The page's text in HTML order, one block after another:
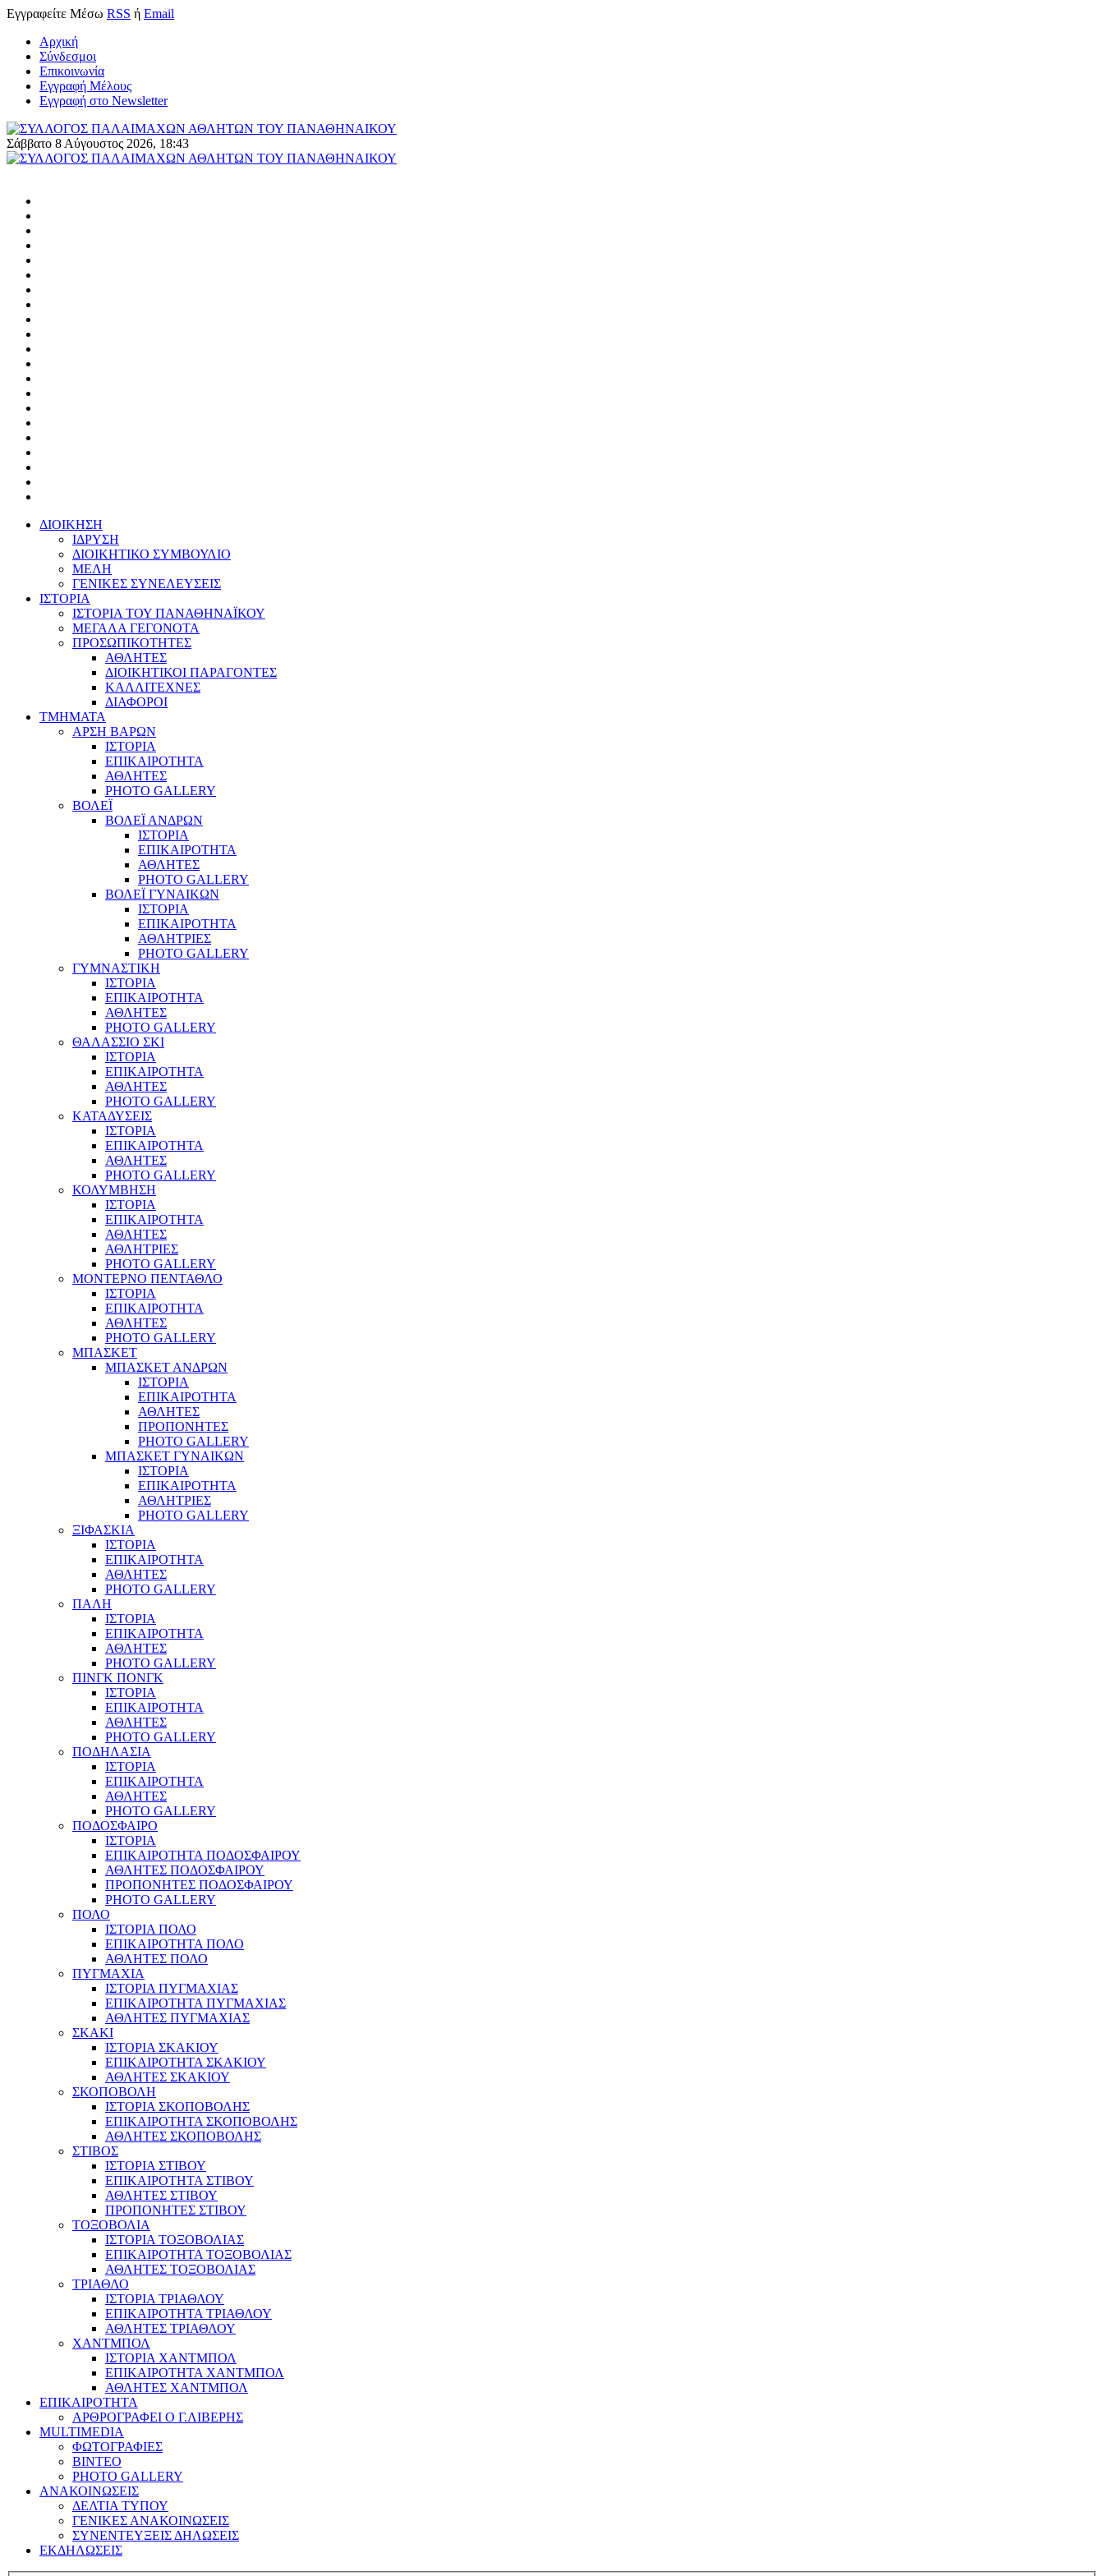
Εγγραφείτε Μέσω RSS ή Email
Αρχική
Σύνδεσμοι
Επικοινωνία
Εγγραφή Μέλους
Εγγραφή στο Newsletter
Σάββατο 8 Αύγουστος 2026, 18:43
ΔΙΟΙΚΗΣΗ
ΙΔΡΥΣΗ
ΔΙΟΙΚΗΤΙΚΟ ΣΥΜΒΟΥΛΙΟ
ΜΕΛΗ
ΓΕΝΙΚΕΣ ΣΥΝΕΛΕΥΣΕΙΣ
ΙΣΤΟΡΙΑ
ΙΣΤΟΡΙΑ ΤΟΥ ΠΑΝΑΘΗΝΑΪΚΟΥ
ΜΕΓΑΛΑ ΓΕΓΟΝΟΤΑ
ΠΡΟΣΩΠΙΚΟΤΗΤΕΣ
ΑΘΛΗΤΕΣ
ΔΙΟΙΚΗΤΙΚΟΙ ΠΑΡΑΓΟΝΤΕΣ
ΚΑΛΛΙΤΕΧΝΕΣ
ΔΙΑΦΟΡΟΙ
ΤΜΗΜΑΤΑ
ΑΡΣΗ ΒΑΡΩΝ
ΙΣΤΟΡΙΑ
ΕΠΙΚΑΙΡΟΤΗΤΑ
ΑΘΛΗΤΕΣ
PHOTO GALLERY
ΒΟΛΕΪ
ΒΟΛΕΪ ΑΝΔΡΩΝ
ΙΣΤΟΡΙΑ
ΕΠΙΚΑΙΡΟΤΗΤΑ
ΑΘΛΗΤΕΣ
PHOTO GALLERY
ΒΟΛΕΪ ΓΥΝΑΙΚΩΝ
ΙΣΤΟΡΙΑ
ΕΠΙΚΑΙΡΟΤΗΤΑ
ΑΘΛΗΤΡΙΕΣ
PHOTO GALLERY
ΓΥΜΝΑΣΤΙΚΗ
ΙΣΤΟΡΙΑ
ΕΠΙΚΑΙΡΟΤΗΤΑ
ΑΘΛΗΤΕΣ
PHOTO GALLERY
ΘΑΛΑΣΣΙΟ ΣΚΙ
ΙΣΤΟΡΙΑ
ΕΠΙΚΑΙΡΟΤΗΤΑ
ΑΘΛΗΤΕΣ
PHOTO GALLERY
ΚΑΤΑΔΥΣΕΙΣ
ΙΣΤΟΡΙΑ
ΕΠΙΚΑΙΡΟΤΗΤΑ
ΑΘΛΗΤΕΣ
PHOTO GALLERY
ΚΟΛΥΜΒΗΣΗ
ΙΣΤΟΡΙΑ
ΕΠΙΚΑΙΡΟΤΗΤΑ
ΑΘΛΗΤΕΣ
ΑΘΛΗΤΡΙΕΣ
PHOTO GALLERY
ΜΟΝΤΕΡΝΟ ΠΕΝΤΑΘΛΟ
ΙΣΤΟΡΙΑ
ΕΠΙΚΑΙΡΟΤΗΤΑ
ΑΘΛΗΤΕΣ
PHOTO GALLERY
ΜΠΑΣΚΕΤ
ΜΠΑΣΚΕΤ ΑΝΔΡΩΝ
ΙΣΤΟΡΙΑ
ΕΠΙΚΑΙΡΟΤΗΤΑ
ΑΘΛΗΤΕΣ
ΠΡΟΠΟΝΗΤΕΣ
PHOTO GALLERY
ΜΠΑΣΚΕΤ ΓΥΝΑΙΚΩΝ
ΙΣΤΟΡΙΑ
ΕΠΙΚΑΙΡΟΤΗΤΑ
ΑΘΛΗΤΡΙΕΣ
PHOTO GALLERY
ΞΙΦΑΣΚΙΑ
ΙΣΤΟΡΙΑ
ΕΠΙΚΑΙΡΟΤΗΤΑ
ΑΘΛΗΤΕΣ
PHOTO GALLERY
ΠΑΛΗ
ΙΣΤΟΡΙΑ
ΕΠΙΚΑΙΡΟΤΗΤΑ
ΑΘΛΗΤΕΣ
PHOTO GALLERY
ΠΙΝΓΚ ΠΟΝΓΚ
ΙΣΤΟΡΙΑ
ΕΠΙΚΑΙΡΟΤΗΤΑ
ΑΘΛΗΤΕΣ
PHOTO GALLERY
ΠΟΔΗΛΑΣΙΑ
ΙΣΤΟΡΙΑ
ΕΠΙΚΑΙΡΟΤΗΤΑ
ΑΘΛΗΤΕΣ
PHOTO GALLERY
ΠΟΔΟΣΦΑΙΡΟ
ΙΣΤΟΡΙΑ
ΕΠΙΚΑΙΡΟΤΗΤΑ ΠΟΔΟΣΦΑΙΡΟΥ
ΑΘΛΗΤΕΣ ΠΟΔΟΣΦΑΙΡΟΥ
ΠΡΟΠΟΝΗΤΕΣ ΠΟΔΟΣΦΑΙΡΟΥ
PHOTO GALLERY
ΠΟΛΟ
ΙΣΤΟΡΙΑ ΠΟΛΟ
ΕΠΙΚΑΙΡΟΤΗΤΑ ΠΟΛΟ
ΑΘΛΗΤΕΣ ΠΟΛΟ
ΠΥΓΜΑΧΙΑ
ΙΣΤΟΡΙΑ ΠΥΓΜΑΧΙΑΣ
ΕΠΙΚΑΙΡΟΤΗΤΑ ΠΥΓΜΑΧΙΑΣ
ΑΘΛΗΤΕΣ ΠΥΓΜΑΧΙΑΣ
ΣΚΑΚΙ
ΙΣΤΟΡΙΑ ΣΚΑΚΙΟΥ
ΕΠΙΚΑΙΡΟΤΗΤΑ ΣΚΑΚΙΟΥ
ΑΘΛΗΤΕΣ ΣΚΑΚΙΟΥ
ΣΚΟΠΟΒΟΛΗ
ΙΣΤΟΡΙΑ ΣΚΟΠΟΒΟΛΗΣ
ΕΠΙΚΑΙΡΟΤΗΤΑ ΣΚΟΠΟΒΟΛΗΣ
ΑΘΛΗΤΕΣ ΣΚΟΠΟΒΟΛΗΣ
ΣΤΙΒΟΣ
ΙΣΤΟΡΙΑ ΣΤΙΒΟΥ
ΕΠΙΚΑΙΡΟΤΗΤΑ ΣΤΙΒΟΥ
ΑΘΛΗΤΕΣ ΣΤΙΒΟΥ
ΠΡΟΠΟΝΗΤΕΣ ΣΤΙΒΟΥ
ΤΟΞΟΒΟΛΙΑ
ΙΣΤΟΡΙΑ ΤΟΞΟΒΟΛΙΑΣ
ΕΠΙΚΑΙΡΟΤΗΤΑ ΤΟΞΟΒΟΛΙΑΣ
ΑΘΛΗΤΕΣ ΤΟΞΟΒΟΛΙΑΣ
ΤΡΙΑΘΛΟ
ΙΣΤΟΡΙΑ ΤΡΙΑΘΛΟΥ
ΕΠΙΚΑΙΡΟΤΗΤΑ ΤΡΙΑΘΛΟΥ
ΑΘΛΗΤΕΣ ΤΡΙΑΘΛΟΥ
ΧΑΝΤΜΠΟΛ
ΙΣΤΟΡΙΑ ΧΑΝΤΜΠΟΛ
ΕΠΙΚΑΙΡΟΤΗΤΑ ΧΑΝΤΜΠΟΛ
ΑΘΛΗΤΕΣ ΧΑΝΤΜΠΟΛ
ΕΠΙΚΑΙΡΟΤΗΤΑ
ΑΡΘΡΟΓΡΑΦΕΙ Ο Γ.ΛΙΒΕΡΗΣ
MULTIMEDIA
ΦΩΤΟΓΡΑΦΙΕΣ
ΒΙΝΤΕΟ
PHOTO GALLERY
ΑΝΑΚΟΙΝΩΣΕΙΣ
ΔΕΛΤΙΑ ΤΥΠΟΥ
ΓΕΝΙΚΕΣ ΑΝΑΚΟΙΝΩΣΕΙΣ
ΣΥΝΕΝΤΕΥΞΕΙΣ ΔΗΛΩΣΕΙΣ
ΕΚΔΗΛΩΣΕΙΣ